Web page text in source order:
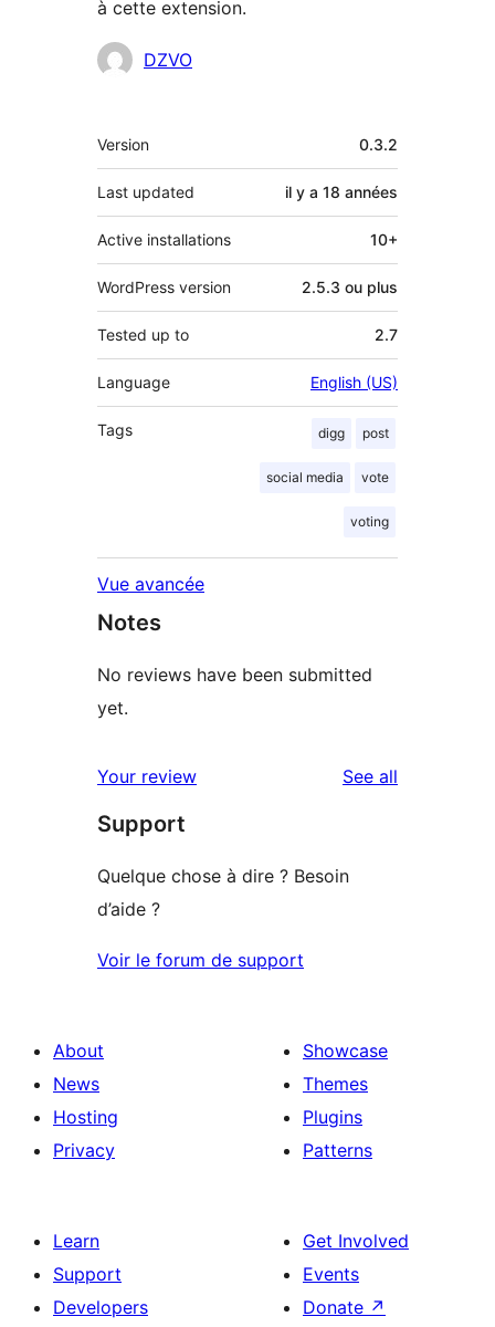
à cette extension.
Contributeurs
DZVO
Méta
Version 0.3.2
Last updated il y a 18 années
Active installations 10+
WordPress version 2.5.3 ou plus
Tested up to 2.7
Language English (US)
Tags digg post
social media vote
voting
Vue avancée
Notes
No reviews have been submitted
yet.
Your review See all
Support
Quelque chose à dire ? Besoin
d’aide ?
Voir le forum de support
About
News
Hosting
Privacy
Showcase
Themes
Plugins
Patterns
Learn
Support
Developers
Get Involved
Events
Donate ↗